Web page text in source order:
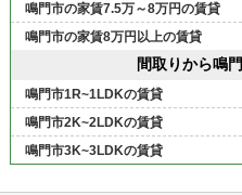
鳴門市の家賃7.5万～8万円の賃貸
鳴門市の家賃8万円以上の賃貸
間取りから鳴
鳴門市1R~1LDKの賃貸
鳴門市2K~2LDKの賃貸
鳴門市3K~3LDKの賃貸